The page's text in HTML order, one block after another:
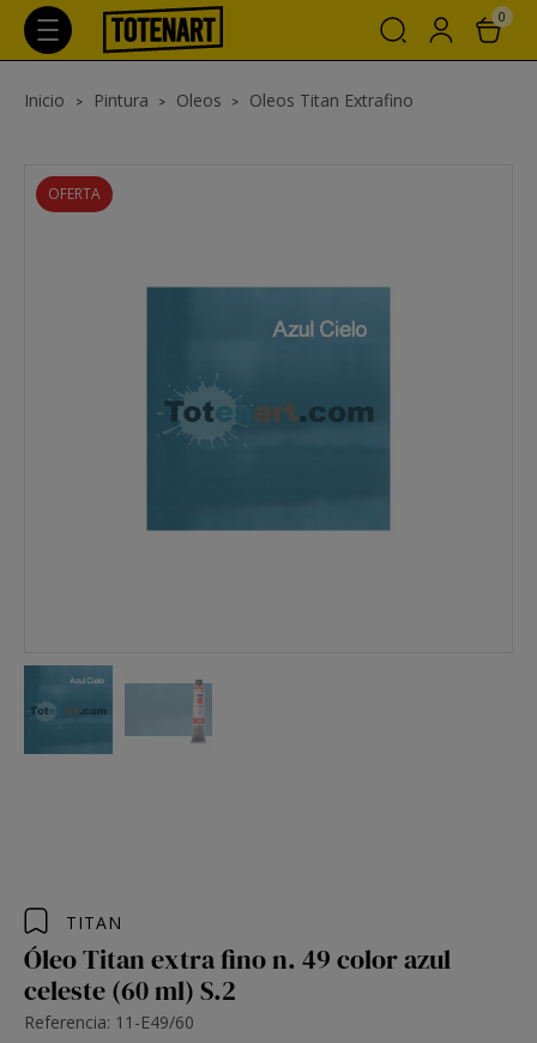
0
Inicio Pintura Oleos Oleos Titan Extrafino
OFERTA
TITAN
Óleo Titan extra fino n. 49 color azul
celeste (60 ml) S.2
Referencia: 11-E49/60